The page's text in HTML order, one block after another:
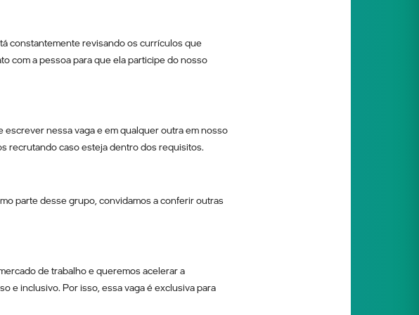
constantemente revisando os currículos que
com a pessoa para que ela participe do nosso
nessa vaga e em qualquer outra em nosso
recrutando caso esteja dentro dos requisitos.
parte desse grupo, convidamos a conferir outras
de trabalho e queremos acelerar a
e inclusivo. Por isso, essa vaga é exclusiva para